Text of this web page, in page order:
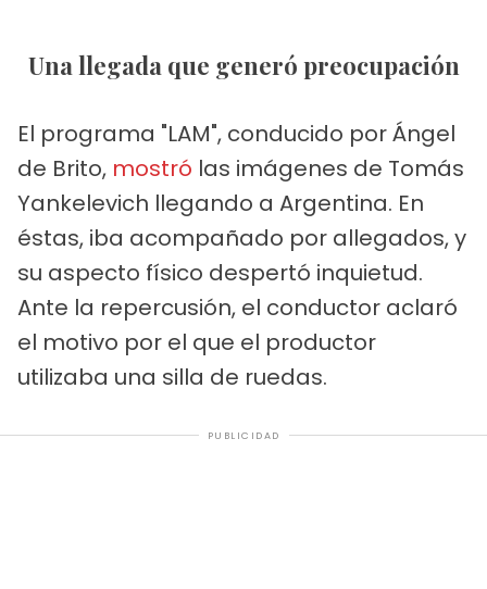
Una llegada que generó preocupación
El programa "LAM", conducido por Ángel
de Brito, mostró las imágenes de Tomás
Yankelevich llegando a Argentina. En
éstas, iba acompañado por allegados, y
su aspecto físico despertó inquietud.
Ante la repercusión, el conductor aclaró
el motivo por el que el productor
utilizaba una silla de ruedas.
PUBLICIDAD